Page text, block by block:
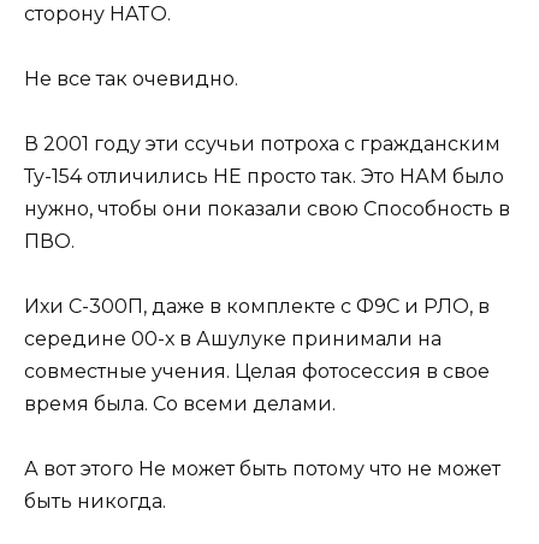
сторону HATO.
Не все так очевидно.
В 2001 году эти ссучьи потроха с гражданским
Ту-154 отличились НЕ просто так. Это НАМ было
нужно, чтобы они показали свою Способность в
ПВО.
Ихи С-300П, даже в комплекте с Ф9С и РЛО, в
середине 00-х в Ашулуке принимали на
совместные учения. Целая фотосессия в свое
время была. Со всеми делами.
А вот этого Не может быть потому что не может
быть никогда.